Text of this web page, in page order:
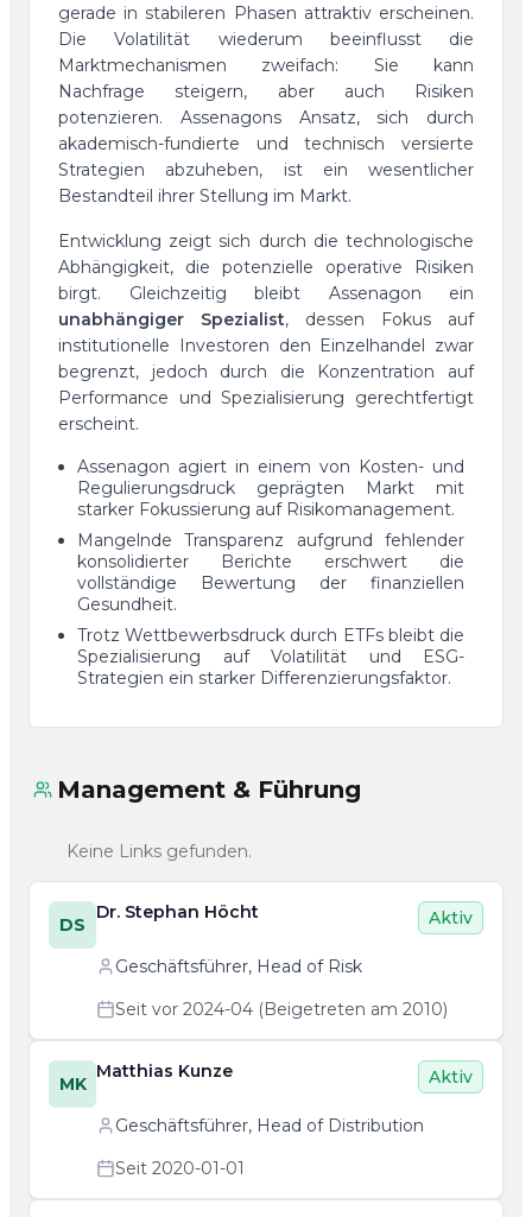
gerade in stabileren Phasen attraktiv erscheinen.
Die Volatilität wiederum beeinflusst die
Marktmechanismen zweifach: Sie kann
Nachfrage steigern, aber auch Risiken
potenzieren. Assenagons Ansatz, sich durch
akademisch-fundierte und technisch versierte
Strategien abzuheben, ist ein wesentlicher
Bestandteil ihrer Stellung im Markt.
Entwicklung zeigt sich durch die technologische
Abhängigkeit, die potenzielle operative Risiken
birgt. Gleichzeitig bleibt Assenagon ein
unabhängiger Spezialist, dessen Fokus auf
institutionelle Investoren den Einzelhandel zwar
begrenzt, jedoch durch die Konzentration auf
Performance und Spezialisierung gerechtfertigt
erscheint.
Assenagon agiert in einem von Kosten- und
Regulierungsdruck geprägten Markt mit
starker Fokussierung auf Risikomanagement.
Mangelnde Transparenz aufgrund fehlender
konsolidierter Berichte erschwert die
vollständige Bewertung der finanziellen
Gesundheit.
Trotz Wettbewerbsdruck durch ETFs bleibt die
Spezialisierung auf Volatilität und ESG-
Strategien ein starker Differenzierungsfaktor.
Management & Führung
Keine Links gefunden.
DS
Dr. Stephan Höcht Aktiv
Geschäftsführer, Head of Risk
Seit vor 2024-04 (Beigetreten am 2010)
MK
Matthias Kunze Aktiv
Geschäftsführer, Head of Distribution
Seit 2020-01-01